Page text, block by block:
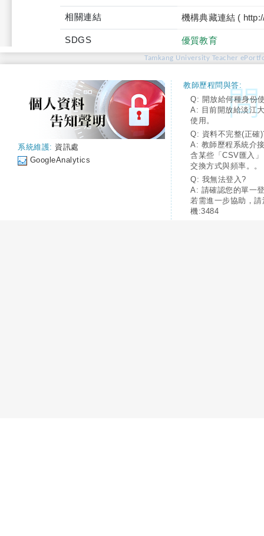
相關連結 機構典藏連結 (
SDGS 優質教育
Tamkang University Teacher
系統維護: 資訊處
GoogleAnalytics
教師歷程問與答:
Q: 開放給何種身份
A: 目前開放給淡江
使用。
Q: 資料不完整(正確
A: 教師歷程系統介
含某些「CSV匯入
交換方式與頻率。。
Q: 我無法登入?
A: 請確認您的單一
若需進一步協助，
機:3484